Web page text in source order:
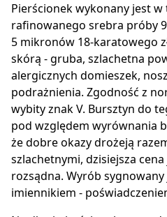
Pierścionek wykonany jest
rafinowanego srebra próby
5 mikronów 18-karatowego
skórą - gruba, szlachetna
alergicznych domieszek,
podrażnienia. Zgodność z
wybity znak V. Bursztyn do
pod względem wyrównania
że dobre okazy drożeją
szlachetnymi, dzisiejsza
rozsądna. Wyrób
imiennikiem -